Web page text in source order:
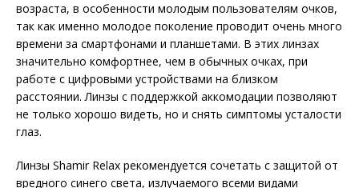
возраста, в особенности молодым пользователям очков,
так как именно молодое поколение проводит очень много
времени за смартфонами и планшетами. В этих линзах
значительно комфортнее, чем в обычных очках, при
работе с цифровыми устройствами на близком
расстоянии. Линзы с поддержкой аккомодации позволяют
не только хорошо видеть, но и снять симптомы усталости
глаз.
Линзы Shamir Relax рекомендуется сочетать с защитой от
вредного синего света, излучаемого всеми видами